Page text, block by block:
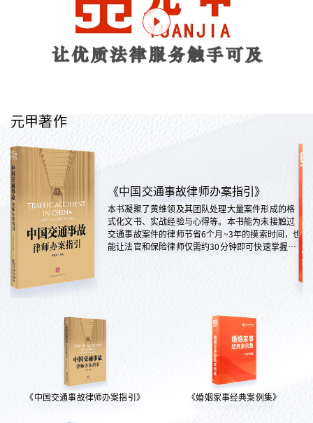
元甲著作
《中国交通事故律师办案指引》
本书凝聚了黄维领及其团队处理大量案件形成的格
式化文书、实战经验与心得等。本书能为未接触过
交通事故案件的律师节省6个月~3年的摸索时间，也
能让法官和保险律师仅需约30分钟即可快速掌握案
《中国交通事故律师办案指引》 《婚姻家事经典案例集》